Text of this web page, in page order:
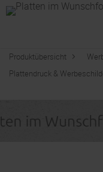
Produktübersicht
Plattendruck &